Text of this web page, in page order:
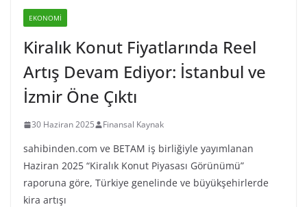
EKONOMI
Kiralık Konut Fiyatlarında Reel
Artış Devam Ediyor: İstanbul ve
İzmir Öne Çıktı
30 Haziran 2025 Finansal Kaynak
sahibinden.com ve BETAM iş birliğiyle yayımlanan
Haziran 2025 “Kiralık Konut Piyasası Görünümü”
raporuna göre, Türkiye genelinde ve büyükşehirlerde
kira artışı